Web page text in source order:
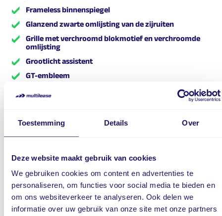
Toestemming Details Over
Deze website maakt gebruik van cookies
We gebruiken cookies om content en advertenties te
personaliseren, om functies voor social media te bieden en
om ons websiteverkeer te analyseren. Ook delen we
informatie over uw gebruik van onze site met onze partners
Frameless binnenspiegel
Glanzend zwarte omlijsting van de zijruiten
Grille met verchroomd blokmotief en verchroomde
omlijsting
Grootlicht assistent
GT-embleem
ISOFIX-bevestigingen voor drie kinderzitjes achterin,
inclusief Top Tether-bevestiging (2x)
Kofferbakverlichting 2X LED
Laadkabels type 2 mode 3 Mennekes
Led dagrijverlichting
LED dagrijverlichting en richtingaanwijzers
geïntegreerd in de koplampen